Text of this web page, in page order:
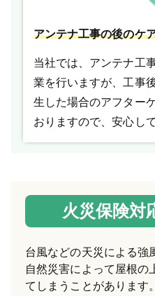
アンテナ工事の後のケ
当社では、アンテナ工
業を行いますが、工事
生した場合のアフター
おりますので、安心し
火災保険対
台風などの天災による強
自然災害によって屋根の
てしまうことがあります